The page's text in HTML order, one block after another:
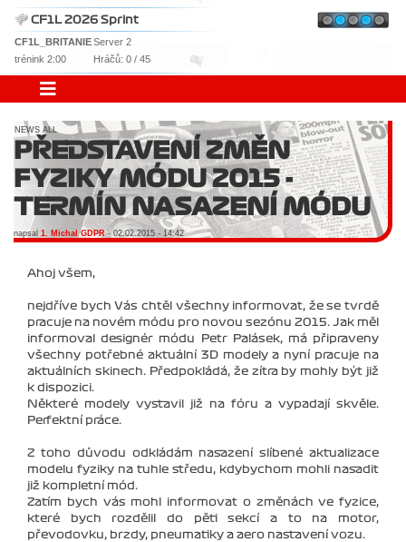
CF1L 2026 Sprint
CF1L_BRITANIEServer 2
trénink 2:00
Hráčů: 0 / 45
NEWS ALL
PŘEDSTAVENÍ ZMĚN
FYZIKY MÓDU 2015 -
TERMÍN NASAZENÍ MÓDU
napsal 1. Michal GDPR- 02.02.2015 - 14:42
Ahoj všem,
nejdříve bych Vás chtěl všechny informovat, že se tvrdě
pracuje na novém módu pro novou sezónu 2015. Jak měl
informoval designér módu Petr Palásek, má připraveny
všechny potřebné aktuální 3D modely a nyní pracuje na
aktuálních skinech. Předpokládá, že zítra by mohly být již
k dispozici.
Některé modely vystavil již na fóru a vypadají skvěle.
Perfektní práce.
Z toho důvodu odkládám nasazení slíbené aktualizace
modelu fyziky na tuhle středu, kdybychom mohli nasadit
již kompletní mód.
Zatím bych vás mohl informovat o změnách ve fyzice,
které bych rozdělil do pěti sekcí a to na motor,
převodovku, brzdy, pneumatiky a aero nastavení vozu.